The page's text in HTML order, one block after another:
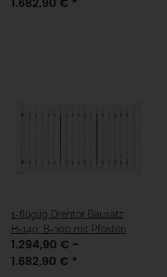
1-flüglig Drehtor Bausatz
H=140, B=300 mit Pfosten
1.294,90 € -
1.682,90 € *